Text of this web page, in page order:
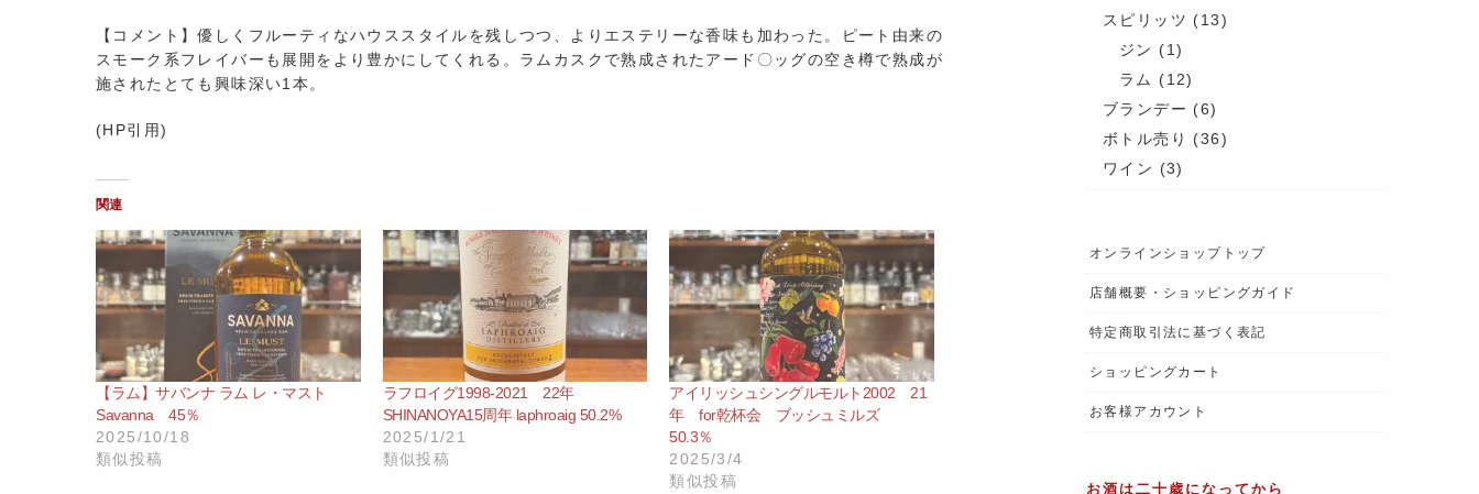
【コメント】優しくフルーティなハウススタイルを残しつつ、よりエステリーな香味も加わった。ピート由来の
スモーク系フレイバーも展開をより豊かにしてくれる。ラムカスクで熟成されたアード〇ッグの空き樽で熟成が
施されたとても興味深い1本。
(HP引用)
関連
【ラム】サバンナ ラム レ・マスト
Savanna 45％
2025/10/18
類似投稿
ラフロイグ1998‐2021 22年
SHINANOYA15周年 laphroaig 50.2%
2025/1/21
類似投稿
アイリッシュシングルモルト2002 21
年 for乾杯会 ブッシュミルズ
50.3％
2025/3/4
類似投稿
スピリッツ (13)
ジン (1)
ラム
(12)
ブランデー (6)
ボトル売り
(36)
ワイン (3)
オンラインショップトップ
店舗概要・ショッピングガイド
特定商取引法に基づく表記
ショッピングカート
お客様アカウント
お酒は二十歳になってから